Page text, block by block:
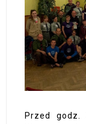
Przed godz.